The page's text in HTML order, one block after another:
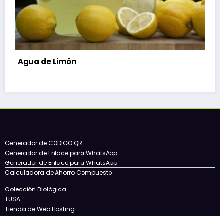
Remedio para reducir el colesterol
Generador de CODIGO QR
Generador de Enlace para WhatsApp
Generador de Enlace para WhatsApp
Calculadora de Ahorro Compuesto
Colección Biológica
TUSA
Tienda de Web Hosting